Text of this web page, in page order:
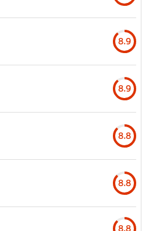
8.9
8.9
8.8
8.8
8.8